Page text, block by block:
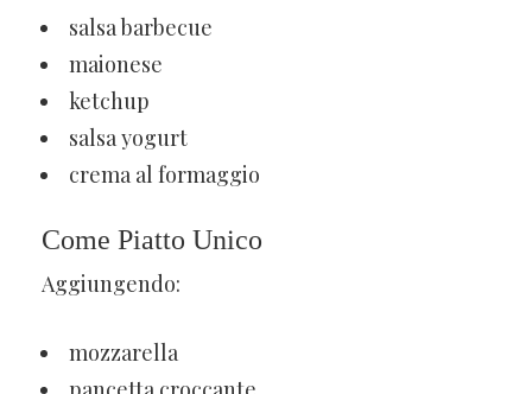
salsa barbecue
maionese
ketchup
salsa yogurt
crema al formaggio
Come Piatto Unico
Aggiungendo:
mozzarella